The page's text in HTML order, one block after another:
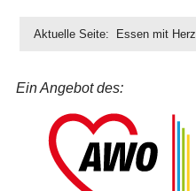
Aktuelle Seite: Essen mit Herz
Ein Angebot des: